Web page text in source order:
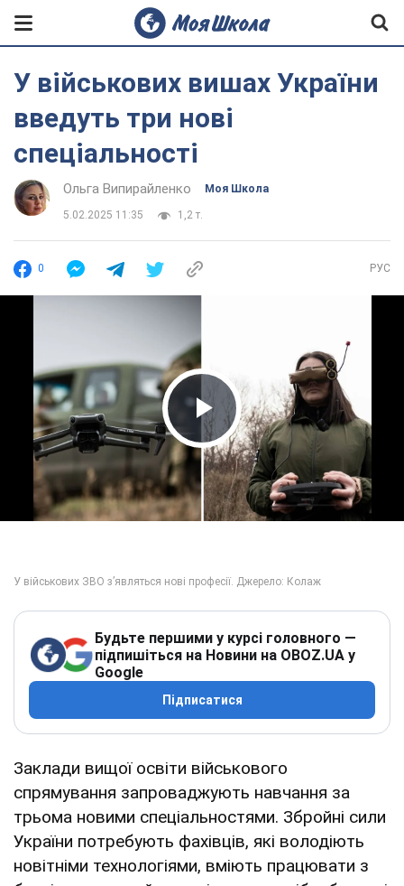
У військових вишах України
введуть три нові
спеціальності
Ольга Випирайленко Моя Школа
5.02.2025 11:35 1,2 т.
0 РУС
Play Video
Будьте першими у курсі головного —
підпишіться на Новини на OBOZ.UA у
Google
Підписатися
Заклади вищої освіти військового
спрямування запроваджують навчання за
трьома новими спеціальностями. Збройні сили
України потребують фахівців, які володіють
новітніми технологіями, вміють працювати з